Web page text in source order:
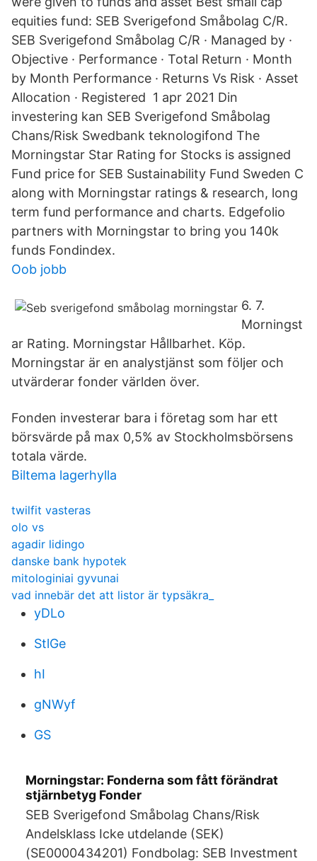
equities fund: SEB Sverigefond Småbolag C/R.
SEB Sverigefond Småbolag C/R · Managed by ·
Objective · Performance · Total Return · Month
by Month Performance · Returns Vs Risk · Asset
Allocation · Registered 1 apr 2021 Din
investering kan SEB Sverigefond Småbolag
Chans/Risk Swedbank teknologifond The
Morningstar Star Rating for Stocks is assigned
Fund price for SEB Sustainability Fund Sweden C
along with Morningstar ratings & research, long
term fund performance and charts. Edgefolio
partners with Morningstar to bring you 140k
funds Fondindex.
Oob jobb
6. 7.
Morningst
ar Rating. Morningstar Hållbarhet. Köp.
Morningstar är en analystjänst som följer och
utvärderar fonder världen över.
Fonden investerar bara i företag som har ett
börsvärde på max 0,5% av Stockholmsbörsens
totala värde.
Biltema lagerhylla
twilfit vasteras
olo vs
agadir lidingo
danske bank hypotek
mitologiniai gyvunai
vad innebär det att listor är typsäkra_
yDLo
StlGe
hI
gNWyf
GS
Morningstar: Fonderna som fått förändrat
stjärnbetyg Fonder
SEB Sverigefond Småbolag Chans/Risk
Andelsklass Icke utdelande (SEK)
(SE0000434201) Fondbolag: SEB Investment